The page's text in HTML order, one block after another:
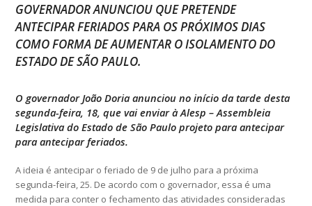
GOVERNADOR ANUNCIOU QUE PRETENDE
ANTECIPAR FERIADOS PARA OS PRÓXIMOS DIAS
COMO FORMA DE AUMENTAR O ISOLAMENTO DO
ESTADO DE SÃO PAULO.
O governador João Doria anunciou no início da tarde desta
segunda-feira, 18, que vai enviar à Alesp – Assembleia
Legislativa do Estado de São Paulo projeto para antecipar
para antecipar feriados.
A ideia é antecipar o feriado de 9 de julho para a próxima
segunda-feira, 25. De acordo com o governador, essa é uma
medida para conter o fechamento das atividades consideradas